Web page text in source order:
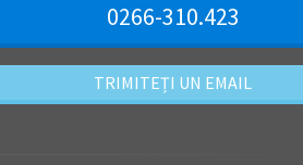
0266-310.423
TRIMITEȚI UN EMAIL